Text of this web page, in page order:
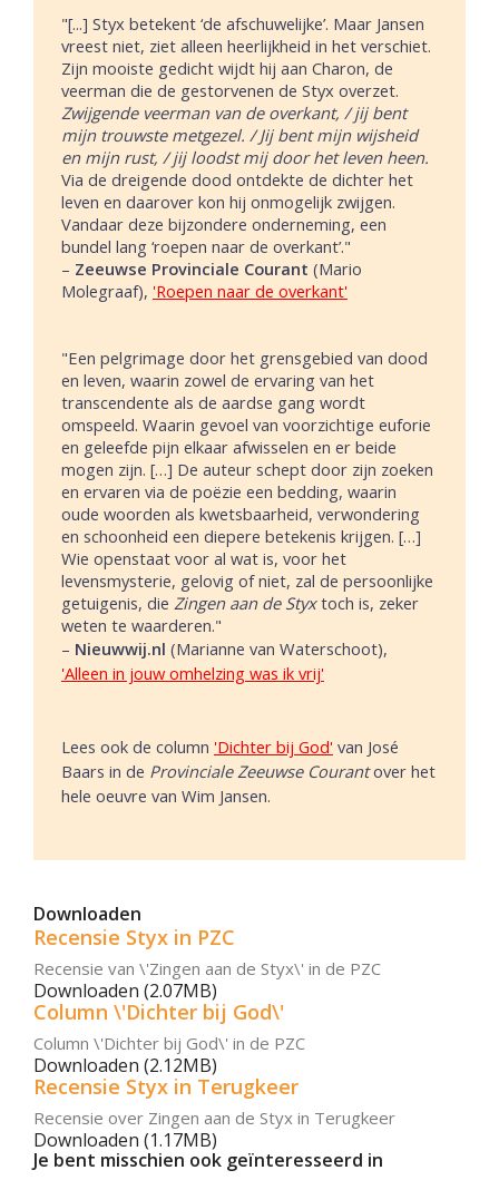
"[...] Styx betekent ‘de afschuwelijke’. Maar Jansen
vreest niet, ziet alleen heerlijkheid in het verschiet.
Zijn mooiste gedicht wijdt hij aan Charon, de
veerman die de gestorvenen de Styx overzet.
Zwijgende veerman van de overkant, / jij bent
mijn trouwste metgezel. / Jij bent mijn wijsheid
en mijn rust, / jij loodst mij door het leven heen.
Via de dreigende dood ontdekte de dichter het
leven en daarover kon hij onmogelijk zwijgen.
Vandaar deze bijzondere onderneming, een
bundel lang ‘roepen naar de overkant’."
– Zeeuwse Provinciale Courant (Mario
Molegraaf), 'Roepen naar de overkant'
"Een pelgrimage door het grensgebied van dood
en leven, waarin zowel de ervaring van het
transcendente als de aardse gang wordt
omspeeld. Waarin gevoel van voorzichtige euforie
en geleefde pijn elkaar afwisselen en er beide
mogen zijn. […] De auteur schept door zijn zoeken
en ervaren via de poëzie een bedding, waarin
oude woorden als kwetsbaarheid, verwondering
en schoonheid een diepere betekenis krijgen. […]
Wie openstaat voor al wat is, voor het
levensmysterie, gelovig of niet, zal de persoonlijke
getuigenis, die Zingen aan de Styxtoch is, zeker
weten te waarderen."
– Nieuwwij.nl (Marianne van Waterschoot),
'Alleen in jouw omhelzing was ik vrij'
Lees ook de column 'Dichter bij God' van José
Baars in de Provinciale Zeeuwse Courantover het
hele oeuvre van Wim Jansen.
Downloaden
Recensie Styx in PZC
Recensie van \'Zingen aan de Styx\' in de PZC
Downloaden (2.07MB)
Column \'Dichter bij God\'
Column \'Dichter bij God\' in de PZC
Downloaden (2.12MB)
Recensie Styx in Terugkeer
Recensie over Zingen aan de Styx in Terugkeer
Downloaden (1.17MB)
Je bent misschien ook geïnteresseerd in